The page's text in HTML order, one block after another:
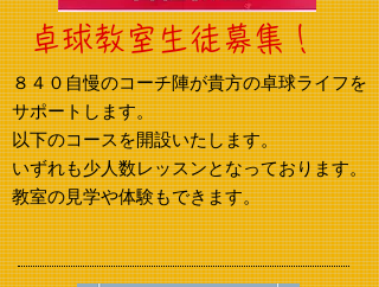
卓球教室生徒募集！
８４０自慢のコーチ陣が貴方の卓球ライフを
サポートします。
以下のコースを開設いたします。
いずれも少人数レッスンとなっております。
​教室の見学や体験もできます。